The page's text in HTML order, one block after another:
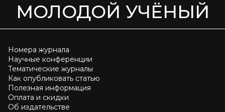
МОЛОДОЙ УЧЁНЫЙ
Номера журнала
Научные конференции
Тематические журналы
Как опубликовать статью
Полезная информация
Оплата и скидки
Об издательстве